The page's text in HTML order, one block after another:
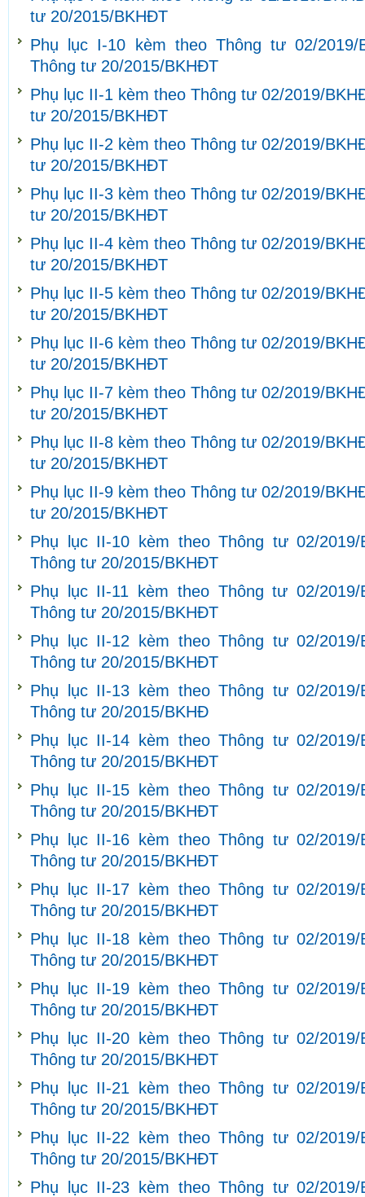
tư 20/2015/BKHĐT
Phụ lục I-10 kèm theo Thông tư 02/
Thông tư 20/2015/BKHĐT
Phụ lục II-1 kèm theo Thông tư 02/2019/
tư 20/2015/BKHĐT
Phụ lục II-2 kèm theo Thông tư 02/2019/
tư 20/2015/BKHĐT
Phụ lục II-3 kèm theo Thông tư 02/2019/
tư 20/2015/BKHĐT
Phụ lục II-4 kèm theo Thông tư 02/2019/
tư 20/2015/BKHĐT
Phụ lục II-5 kèm theo Thông tư 02/2019/
tư 20/2015/BKHĐT
Phụ lục II-6 kèm theo Thông tư 02/2019/
tư 20/2015/BKHĐT
Phụ lục II-7 kèm theo Thông tư 02/2019/
tư 20/2015/BKHĐT
Phụ lục II-8 kèm theo Thông tư 02/2019/
tư 20/2015/BKHĐT
Phụ lục II-9 kèm theo Thông tư 02/2019/
tư 20/2015/BKHĐT
Phụ lục II-10 kèm theo Thông tư 02/
Thông tư 20/2015/BKHĐT
Phụ lục II-11 kèm theo Thông tư 02/
Thông tư 20/2015/BKHĐT
Phụ lục II-12 kèm theo Thông tư 02/
Thông tư 20/2015/BKHĐT
Phụ lục II-13 kèm theo Thông tư 02/
Thông tư 20/2015/BKHĐ
Phụ lục II-14 kèm theo Thông tư 02/
Thông tư 20/2015/BKHĐT
Phụ lục II-15 kèm theo Thông tư 02/
Thông tư 20/2015/BKHĐT
Phụ lục II-16 kèm theo Thông tư 02/
Thông tư 20/2015/BKHĐT
Phụ lục II-17 kèm theo Thông tư 02/
Thông tư 20/2015/BKHĐT
Phụ lục II-18 kèm theo Thông tư 02/
Thông tư 20/2015/BKHĐT
Phụ lục II-19 kèm theo Thông tư 02/
Thông tư 20/2015/BKHĐT
Phụ lục II-20 kèm theo Thông tư 02/
Thông tư 20/2015/BKHĐT
Phụ lục II-21 kèm theo Thông tư 02/
Thông tư 20/2015/BKHĐT
Phụ lục II-22 kèm theo Thông tư 02/
Thông tư 20/2015/BKHĐT
Phụ lục II-23 kèm theo Thông tư 02/